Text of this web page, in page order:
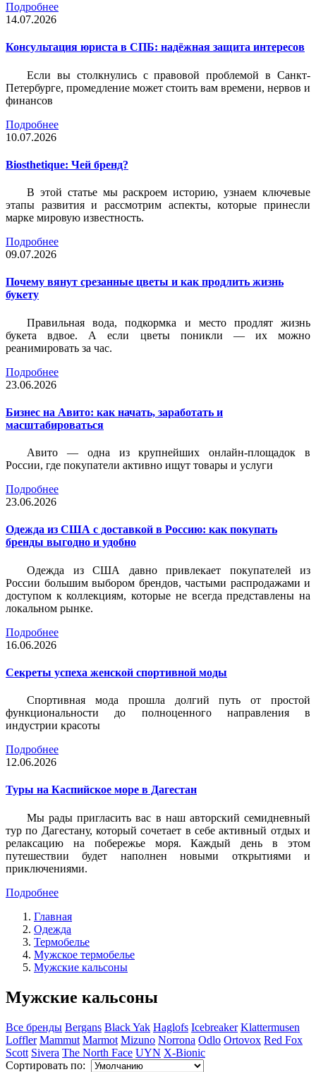
Подробнее
14.07.2026
Консультация юриста в СПБ: надёжная защита интересов
Если вы столкнулись с правовой проблемой в Санкт-
Петербурге, промедление может стоить вам времени, нервов и
финансов
Подробнее
10.07.2026
Biosthetique: Чей бренд?
В этой статье мы раскроем историю, узнаем ключевые
этапы развития и рассмотрим аспекты, которые принесли
марке мировую известность.
Подробнее
09.07.2026
Почему вянут срезанные цветы и как продлить жизнь
букету
Правильная вода, подкормка и место продлят жизнь
букета вдвое. А если цветы поникли — их можно
реанимировать за час.
Подробнее
23.06.2026
Бизнес на Авито: как начать, заработать и
масштабироваться
Авито — одна из крупнейших онлайн-площадок в
России, где покупатели активно ищут товары и услуги
Подробнее
23.06.2026
Одежда из США с доставкой в Россию: как покупать
бренды выгодно и удобно
Одежда из США давно привлекает покупателей из
России большим выбором брендов, частыми распродажами и
доступом к коллекциям, которые не всегда представлены на
локальном рынке.
Подробнее
16.06.2026
Секреты успеха женской спортивной моды
Спортивная мода прошла долгий путь от простой
функциональности до полноценного направления в
индустрии красоты
Подробнее
12.06.2026
Туры на Каспийское море в Дагестан
Мы рады пригласить вас в наш авторский семидневный
тур по Дагестану, который сочетает в себе активный отдых и
релаксацию на побережье моря. Каждый день в этом
путешествии будет наполнен новыми открытиями и
приключениями.
Подробнее
Главная
Одежда
Термобелье
Мужское термобелье
Мужские кальсоны
Мужские кальсоны
Все бренды Bergans Black Yak Haglofs Icebreaker Klattermusen
Loffler Mammut Marmot Mizuno Norrona Odlo Ortovox Red Fox
Scott Sivera The North Face UYN X-Bionic
Сортировать по: